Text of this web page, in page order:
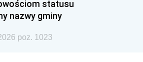
statusu
nazwy gminy
poz. 1023